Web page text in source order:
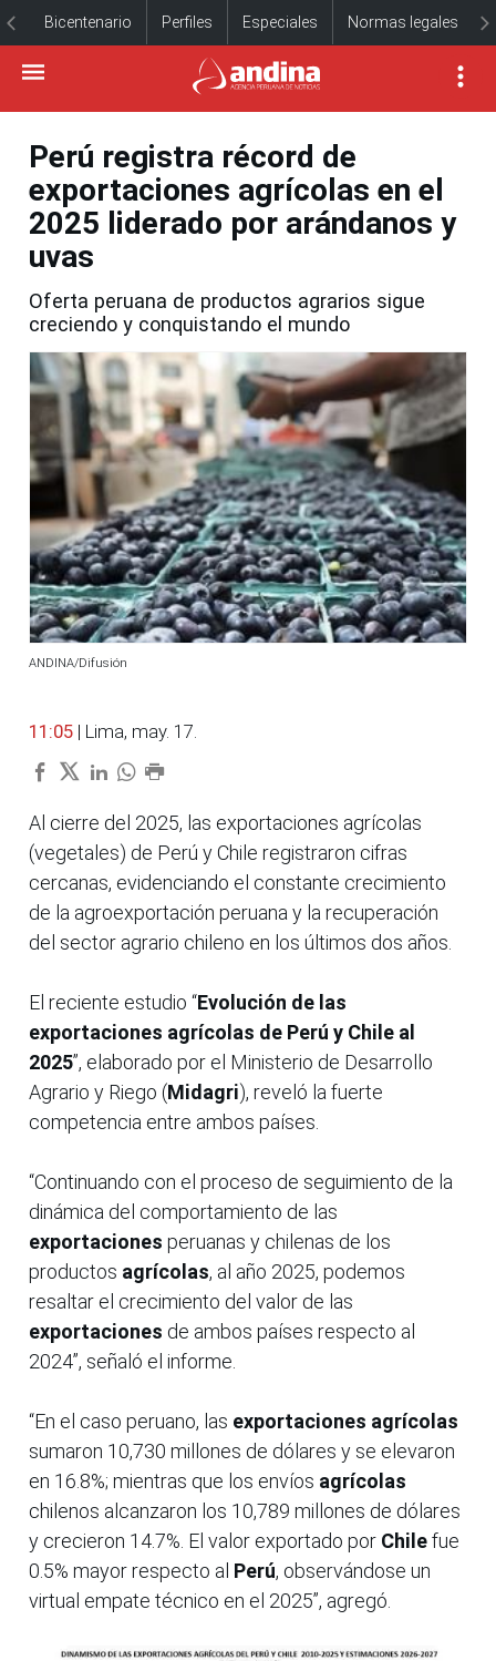
Bicentenario Perfiles Especiales Normas legales
Perú registra récord de
exportaciones agrícolas en el
2025 liderado por arándanos y
uvas
Oferta peruana de productos agrarios sigue
creciendo y conquistando el mundo
ANDINA/Difusión
11:05 | Lima, may. 17.
Al cierre del 2025, las exportaciones agrícolas
(vegetales) de Perú y Chile registraron cifras
cercanas, evidenciando el constante crecimiento
de la agroexportación peruana y la recuperación
del sector agrario chileno en los últimos dos años.
El reciente estudio “Evolución de las
exportaciones agrícolas de Perú y Chile al
2025”, elaborado por el Ministerio de Desarrollo
Agrario y Riego (Midagri), reveló la fuerte
competencia entre ambos países.
“Continuando con el proceso de seguimiento de la
dinámica del comportamiento de las
exportaciones peruanas y chilenas de los
productos agrícolas, al año 2025, podemos
resaltar el crecimiento del valor de las
exportaciones de ambos países respecto al
2024”, señaló el informe.
“En el caso peruano, las exportaciones agrícolas
sumaron 10,730 millones de dólares y se elevaron
en 16.8%; mientras que los envíos agrícolas
chilenos alcanzaron los 10,789 millones de dólares
y crecieron 14.7%. El valor exportado por Chilefue
0.5% mayor respecto al Perú, observándose un
virtual empate técnico en el 2025”, agregó.